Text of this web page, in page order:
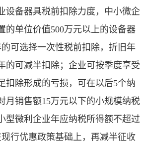
设备器具税前扣除力度，中小微企
的单位价值500万元以上的设备器
可选择一次性税前扣除，折旧年
的可减半扣除；企业可按季度享受
扣除形成的亏损，可在以后5个纳
月销售额15万元以下的小规模纳税
型微利企业年应纳税所得额不超过
行优惠政策基础上，再减半征收